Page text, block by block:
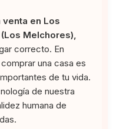
venta en Los
Melchores),
correcto. En
una casa es
de tu vida.
de nuestra
humana de